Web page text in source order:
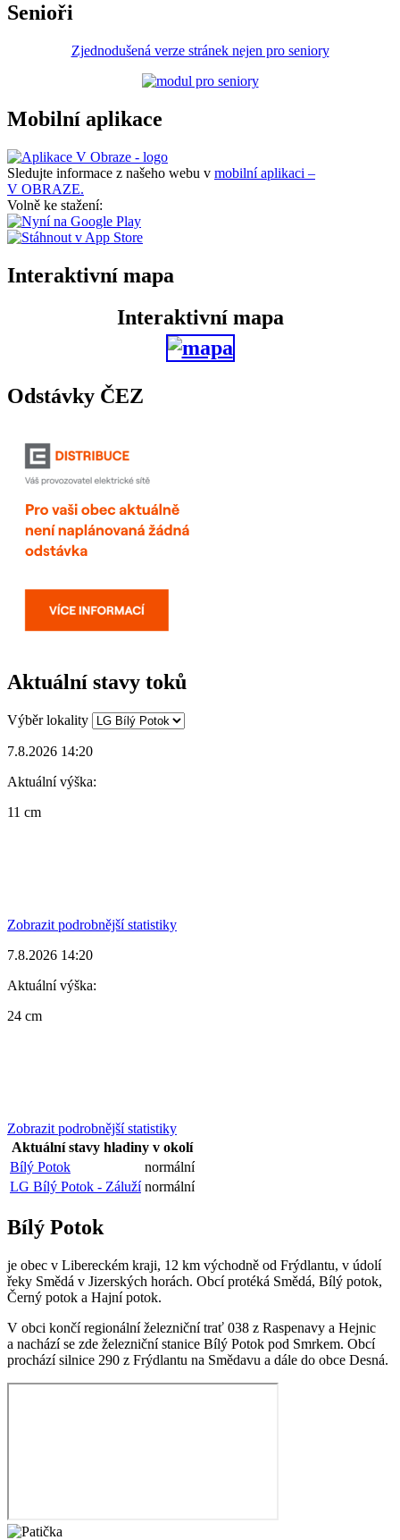
Senioři
Zjednodušená verze stránek nejen pro seniory
Mobilní aplikace
Sledujte informace z našeho webu v mobilní aplikaci –
V OBRAZE.
Volně ke stažení:
Interaktivní mapa
Interaktivní mapa
Odstávky ČEZ
Aktuální stavy toků
Výběr lokality
7.8.2026 14:20
Aktuální výška:
11 cm
Zobrazit podrobnější statistiky
7.8.2026 14:20
Aktuální výška:
24 cm
Zobrazit podrobnější statistiky
Aktuální stavy hladiny v okolí
Bílý Potok
normální
LG Bílý Potok - Záluží normální
Bílý Potok
je obec v Libereckém kraji, 12 km východně od Frýdlantu, v údolí
řeky Smědá v Jizerských horách. Obcí protéká Smědá, Bílý potok,
Černý potok a Hajní potok.
V obci končí regionální železniční trať 038 z Raspenavy a Hejnic
a nachází se zde železniční stanice Bílý Potok pod Smrkem. Obcí
prochází silnice 290 z Frýdlantu na Smědavu a dále do obce Desná.